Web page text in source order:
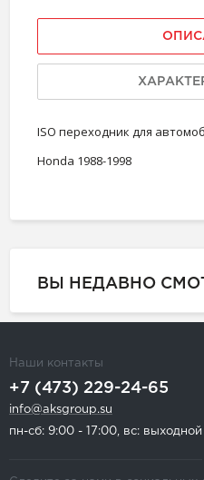
ISO переходник для
Honda 1988-1998
ВЫ НЕДАВНО
Наши контакты
+7 (473) 229-24-65
info@aksgroup.su
пн-сб: 9:00 - 17:00, вс: выходной